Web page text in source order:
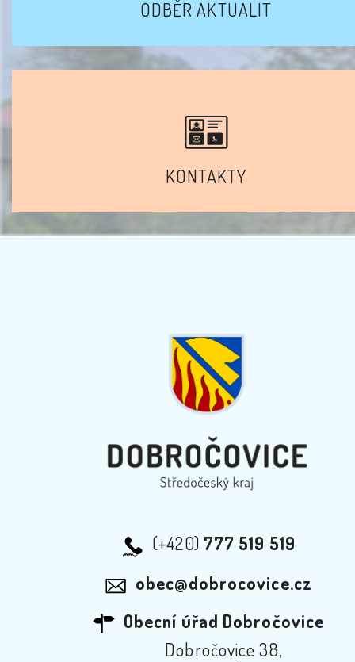
ODBĚR AKTUALIT
KONTAKTY
(+420) 777 519 519
obec@dobrocovice.cz
Obecní úřad Dobročovice
Dobročovice 38,